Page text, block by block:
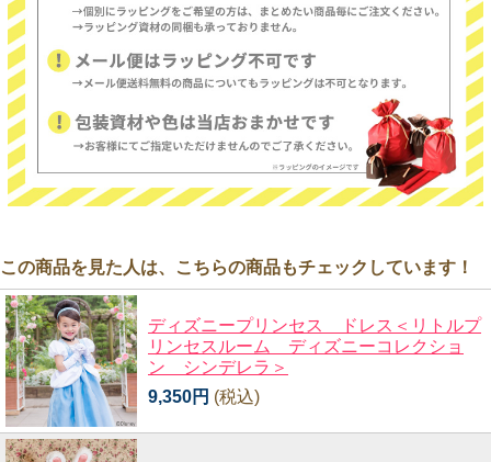
この商品を見た人は、こちらの商品もチェックしています！
ディズニープリンセス ドレス＜リトルプ
リンセスルーム ディズニーコレクショ
ン シンデレラ＞
9,350円 (税込)